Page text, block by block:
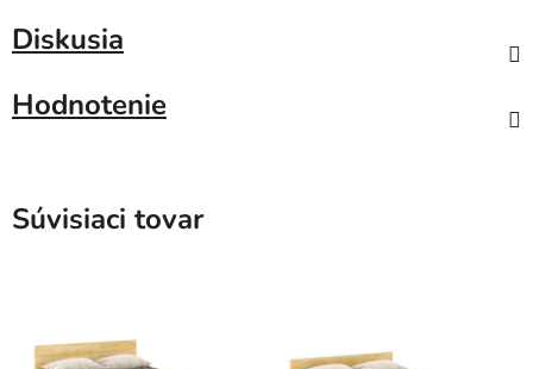
Diskusia
Hodnotenie
Súvisiaci tovar